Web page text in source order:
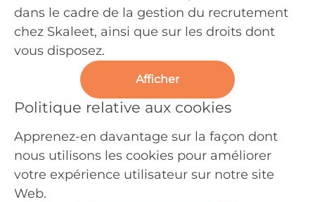
dans le cadre de la gestion du recrutement
chez Skaleet, ainsi que sur les droits dont
vous disposez.
Afficher
Politique relative aux cookies
Apprenez-en davantage sur la façon dont
nous utilisons les cookies pour améliorer
votre expérience utilisateur sur notre site
Web.